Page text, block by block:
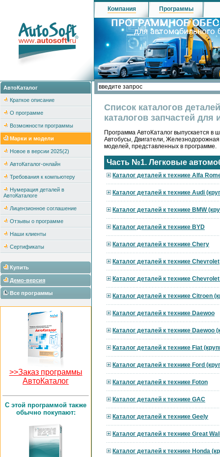
АвтоКаталог
Краткое описание
О программе
Возможности программы
Марки и модели
Новое в версии 2025(2)
АвтоКаталог-онлайн
Требования к компьютеру
Нумерация деталей в
АвтоКаталоге
Лицензионное соглашение
Отзывы о программе
Наши клиенты
Сертификаты
Купить
Демо-версия
Все программы
>>Заказ программы
АвтоКаталог
C этой программой также
обычно покупают:
Компания Программы
Список каталогов
каталогов запчастей для
Программа АвтоКаталог выпускается в
Автобусы, Двигатели,
моделей, представленных в программе.
Часть №1. Легковые
Каталог деталей к технике Alfa
Каталог деталей к технике Audi
Каталог деталей к технике BMW
Каталог деталей к технике BYD
Каталог деталей к технике Chery
Каталог деталей к технике Chevrolet
Каталог деталей к технике
Каталог деталей к технике Citroen
Каталог деталей к технике Daewoo
Каталог деталей к технике Daewoo
Каталог деталей к технике Fiat
Каталог деталей к технике Ford
Каталог деталей к технике Foton
Каталог деталей к технике GAC
Каталог деталей к технике Geely
Каталог деталей к технике Great
Каталог деталей к технике Honda